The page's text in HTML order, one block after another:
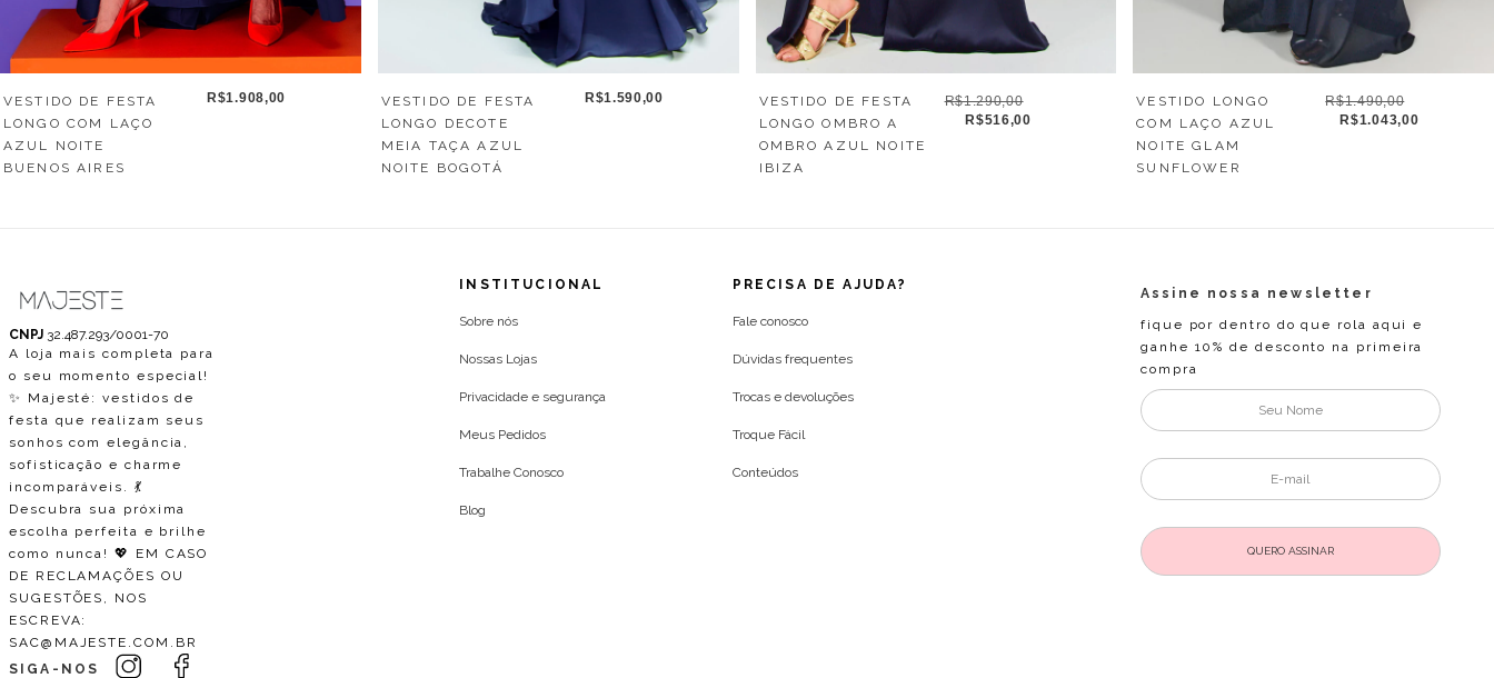
VESTIDO DE FESTA
LONGO COM LAÇO
AZUL NOITE
BUENOS AIRES
R$1.908,00
VESTIDO DE FESTA
LONGO DECOTE
MEIA TAÇA AZUL
NOITE BOGOTÁ
R$1.590,00
VESTIDO DE FESTA
LONGO OMBRO A
OMBRO AZUL NOITE
IBIZA
R$1.290,00
R$516,00
VESTIDO LONGO
COM LAÇO AZUL
NOITE GLAM
SUNFLOWER
R$1.490,00
R$1.043,00
CNPJ 32.487.293/0001-70
A loja mais completa para
o seu momento especial!
✨ Majesté: vestidos de
festa que realizam seus
sonhos com elegância,
sofisticação e charme
incomparáveis. 💃
Descubra sua próxima
escolha perfeita e brilhe
como nunca! 💖 EM CASO
DE RECLAMAÇÕES OU
SUGESTÕES, NOS
ESCREVA:
SAC@MAJESTE.COM.BR
SIGA-NOS
INSTITUCIONAL
Sobre nós
Nossas Lojas
Privacidade e segurança
Meus Pedidos
Trabalhe Conosco
Blog
PRECISA DE AJUDA?
Fale conosco
Dúvidas frequentes
Trocas e devoluções
Troque Fácil
Conteúdos
Assine nossa newsletter
fique por dentro do que rola aqui e
ganhe 10% de desconto na primeira
compra